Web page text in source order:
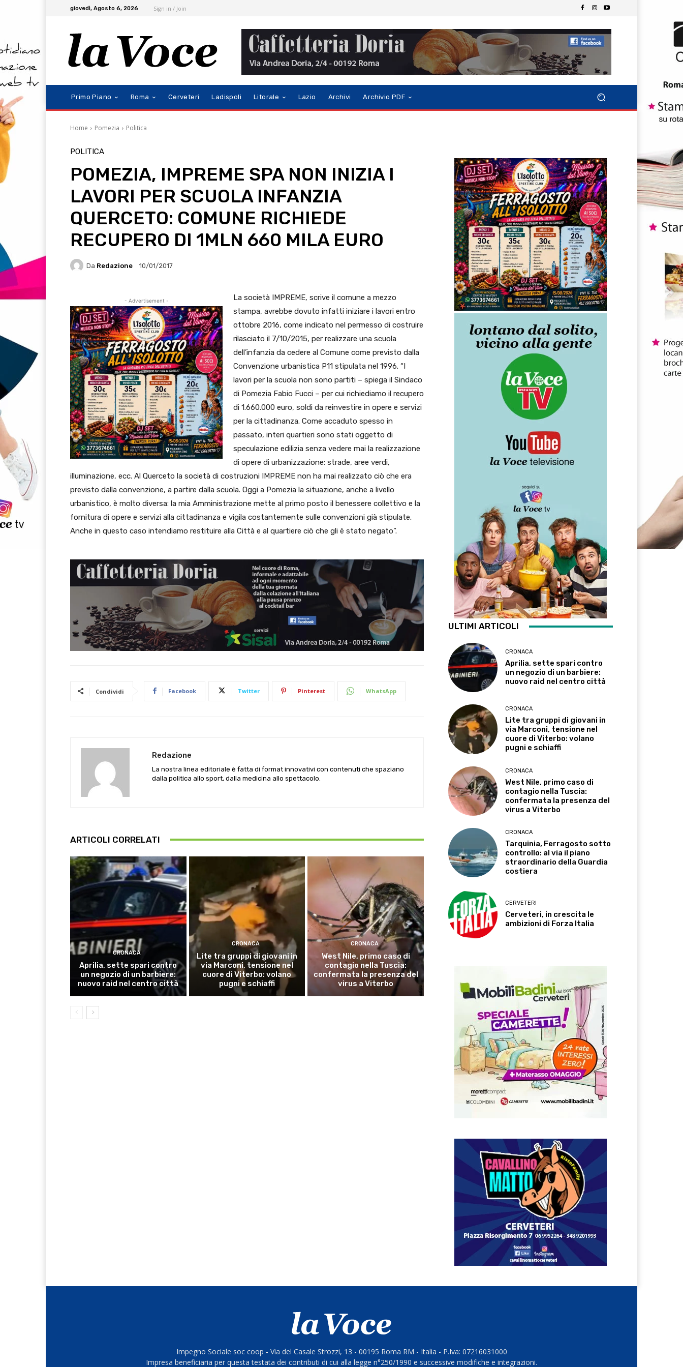
giovedì, Agosto 6, 2026 Sign in / Join
Primo Piano Roma Cerveteri Ladispoli Litorale Lazio Archivi Archivio PDF
Home Pomezia Politica
POLITICA
POMEZIA, IMPREME SPA NON INIZIA I
LAVORI PER SCUOLA INFANZIA
QUERCETO: COMUNE RICHIEDE
RECUPERO DI 1MLN 660 MILA EURO
Da Redazione 10/01/2017
- Advertisement -
La società IMPREME, scrive il comune a mezzo
stampa, avrebbe dovuto infatti iniziare i lavori entro
ottobre 2016, come indicato nel permesso di costruire
rilasciato il 7/10/2015, per realizzare una scuola
dell’infanzia da cedere al Comune come previsto dalla
Convenzione urbanistica P11 stipulata nel 1996. “I
lavori per la scuola non sono partiti – spiega il Sindaco
di Pomezia Fabio Fucci – per cui richiediamo il recupero
di 1.660.000 euro, soldi da reinvestire in opere e servizi
per la cittadinanza. Come accaduto spesso in
passato, interi quartieri sono stati oggetto di
speculazione edilizia senza vedere mai la realizzazione
di opere di urbanizzazione: strade, aree verdi,
illuminazione, ecc. Al Querceto la società di costruzioni IMPREME non ha mai realizzato ciò che era
previsto dalla convenzione, a partire dalla scuola. Oggi a Pomezia la situazione, anche a livello
urbanistico, è molto diversa: la mia Amministrazione mette al primo posto il benessere collettivo e la
fornitura di opere e servizi alla cittadinanza e vigila costantemente sulle convenzioni già stipulate.
Anche in questo caso intendiamo restituire alla Città e al quartiere ciò che gli è stato negato”.
Condividi Facebook Twitter Pinterest WhatsApp
Redazione
La nostra linea editoriale è fatta di format innovativi con contenuti che spaziano
dalla politica allo sport, dalla medicina allo spettacolo.
ARTICOLI CORRELATI
CRONACA
Aprilia, sette spari contro
un negozio di un barbiere:
nuovo raid nel centro città
CRONACA
Lite tra gruppi di giovani in
via Marconi, tensione nel
cuore di Viterbo: volano
pugni e schiaffi
CRONACA
West Nile, primo caso di
contagio nella Tuscia:
confermata la presenza del
virus a Viterbo
ULTIMI ARTICOLI
CRONACA
Aprilia, sette spari contro
un negozio di un barbiere:
nuovo raid nel centro città
CRONACA
Lite tra gruppi di giovani in
via Marconi, tensione nel
cuore di Viterbo: volano
pugni e schiaffi
CRONACA
West Nile, primo caso di
contagio nella Tuscia:
confermata la presenza del
virus a Viterbo
CRONACA
Tarquinia, Ferragosto sotto
controllo: al via il piano
straordinario della Guardia
costiera
CERVETERI
Cerveteri, in crescita le
ambizioni di Forza Italia
Impegno Sociale soc coop - Via del Casale Strozzi, 13 - 00195 Roma RM - Italia - P.Iva: 07216031000
Impresa beneficiaria per questa testata dei contributi di cui alla legge n°250/1990 e successive modifiche e integrazioni.